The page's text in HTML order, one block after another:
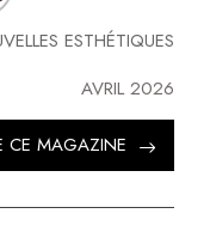
ESTHÉTIQUES
AVRIL 2026
CE MAGAZINE